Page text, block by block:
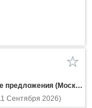
Акционные предложения (Москва и МО)
Сентября 2026)